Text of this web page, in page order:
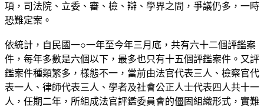
項，司法院、立委、審、檢、辯、學界之間，爭議仍多，一時
恐難定案。
依統計，自民國一○一年至今年三月底，共有六十二個評鑑案
件，每年多數是六個以下，最多也只有十五個評鑑案件。又評
鑑案件種類繁多，樣態不一，當前由法官代表三人、檢察官代
表一人、律師代表三人、學者及社會公正人士代表四人共十一
人，任期二年，所組成法官評鑑委員會的僵固組織形式，實難